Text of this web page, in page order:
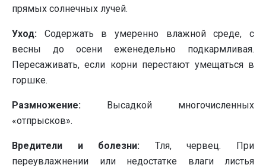
прямых солнечных лучей.
Уход: Содержать в умеренно влажной среде, с
весны до осени еженедельно подкармливая.
Пересаживать, если корни перестают умещаться в
горшке.
Размножение: Высадкой многочисленных
«отпрысков».
Вредители и болезни: Тля, червец. При
переувлажнении или недостатке влаги листья